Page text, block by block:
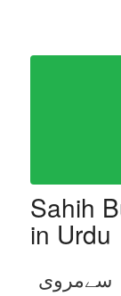
Sahih
in Urdu
سےمروی